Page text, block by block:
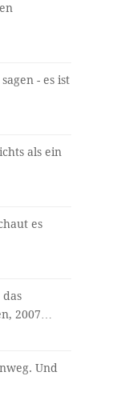
- es ist
als ein
es
2007…
Und